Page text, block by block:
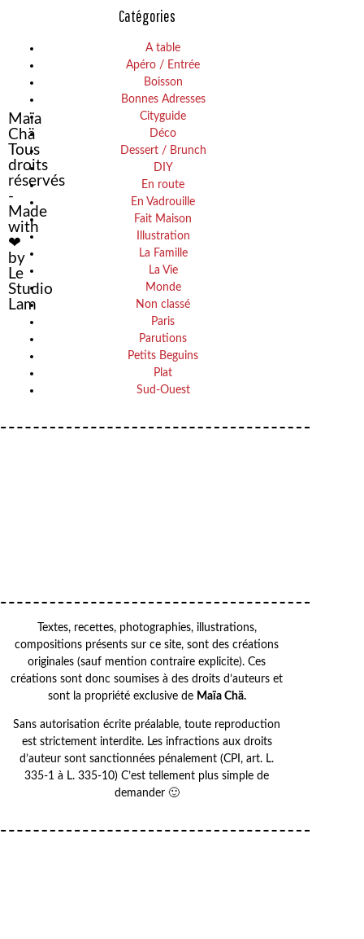
Catégories
A table
Apéro / Entrée
Boisson
Bonnes Adresses
Cityguide
Déco
Dessert / Brunch
DIY
En route
En Vadrouille
Fait Maison
Illustration
La Famille
La Vie
Monde
Non classé
Paris
Parutions
Petits Beguins
Plat
Sud-Ouest
Textes, recettes, photographies, illustrations,
compositions présents sur ce site, sont des créations
originales (sauf mention contraire explicite). Ces
créations sont donc soumises à des droits d’auteurs et
sont la propriété exclusive de Maïa Chä.
Sans autorisation écrite préalable, toute reproduction
est strictement interdite. Les infractions aux droits
d’auteur sont sanctionnées pénalement (CPI, art. L.
335-1 à L. 335-10) C’est tellement plus simple de
demander 🙂
Maïa
Chä
Tous
droits
réservés
-
Made
with
❤
by
Le
Studio
Lam